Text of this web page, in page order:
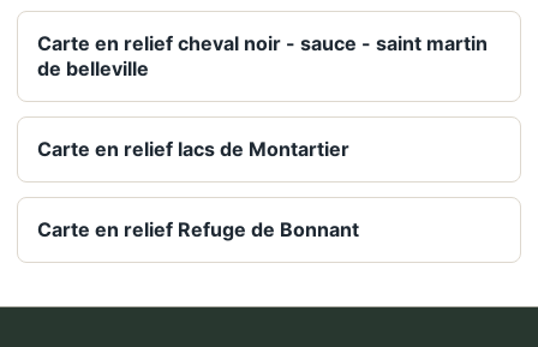
Carte en relief cheval noir - sauce - saint martin
de belleville
Carte en relief lacs de Montartier
Carte en relief Refuge de Bonnant